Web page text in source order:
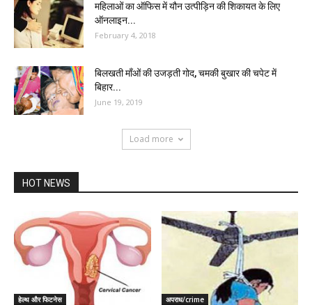
महिलाओं का ऑफिस में यौन उत्पीड़िन की शिकायत के लिए
ऑनलाइन...
February 4, 2018
बिलखती माँओं की उजड़ती गोद, चमकी बुखार की चपेट में
बिहार...
June 19, 2019
Load more
HOT NEWS
हेल्थ और फिटनेस अपराध/crime